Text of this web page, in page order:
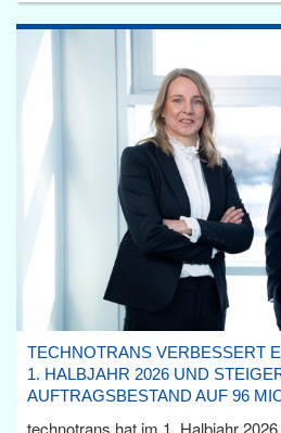
TECHNOTRANS VERBESSERT
1. HALBJAHR 2026 UND
AUFTRAGSBESTAND AUF 96